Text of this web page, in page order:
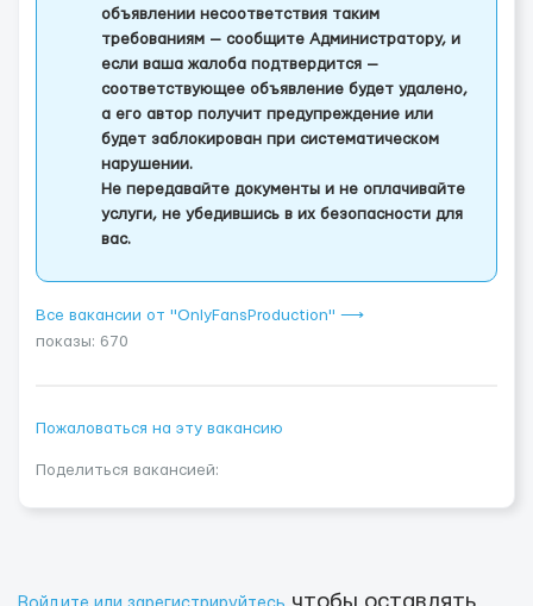
объявлении несоответствия таким
требованиям — сообщите Администратору, и
если ваша жалоба подтвердится —
соответствующее объявление будет удалено,
а его автор получит предупреждение или
будет заблокирован при систематическом
нарушении.
Не передавайте документы и не оплачивайте
услуги, не убедившись в их безопасности для
вас.
Все вакансии от "OnlyFansProduction" ⟶
показы: 670
Пожаловаться на эту вакансию
Поделиться вакансией: